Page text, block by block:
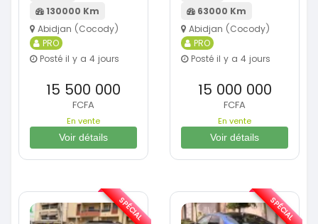
130000 Km
Abidjan (Cocody)
PRO
Posté il y a 4 jours
15 500 000
FCFA
En vente
Voir détails
63000 Km
Abidjan (Cocody)
PRO
Posté il y a 4 jours
15 000 000
FCFA
En vente
Voir détails
SPÉCIAL SPÉCIAL